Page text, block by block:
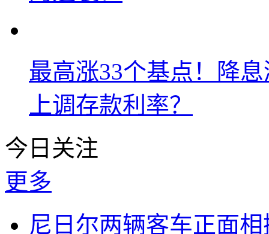
最高涨33个基点！降
上调存款利率？
今日关注
更多
尼日尔两辆客车正面